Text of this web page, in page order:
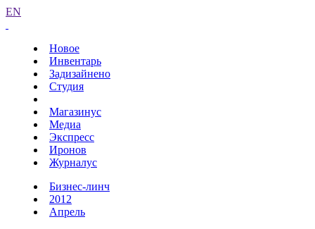
EN
Новое
Инвентарь
Задизайнено
Студия
Магазинус
Медиа
Экспресс
Иронов
Журналус
Бизнес-линч
2012
Апрель